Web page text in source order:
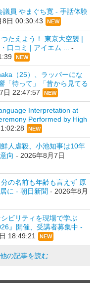
議員 やまぐち寛 - 手話体験
8日 00:30:43 NEW
たえよう！ 東京大空襲 |
口コミ | アイエム ...
-
NEW
（25）、ラッパーにな
「待って」「昔から見てる
日 22:47:57 NEW
Interpretation at
Performed by High
NEW
人虐殺、小池知事は10年
向 - 2026年8月7日
の名前も年齢も言えず 原
に - 朝日新聞 - 2026年8月
ビリティを現場で学ぶ
』開催、受講者募集中 -
18:49:21 NEW
の記事を読む